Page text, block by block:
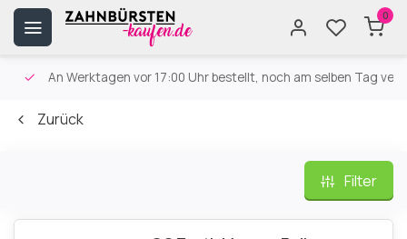
0
An Werktagen vor 17:00 Uhr bestellt, noch am selben Tag
Zurück
Filter